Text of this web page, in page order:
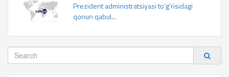
Prezident administratsiyasi to‘g‘risidagi
qonun qabul...